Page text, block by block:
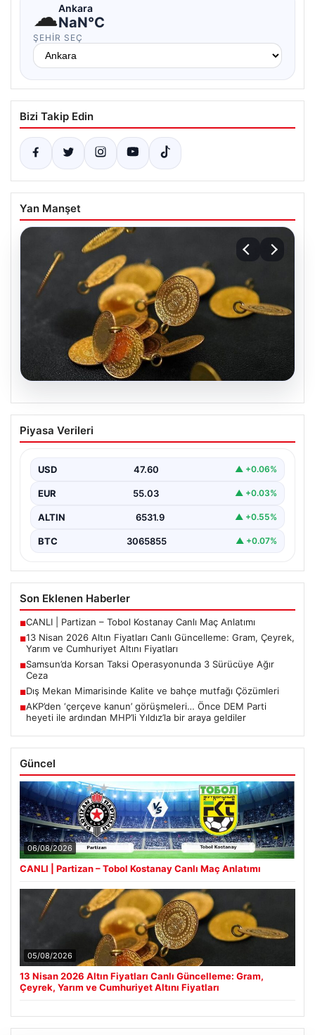
☁Ankara
NaN°C
ŞEHIR SEÇ
Bizi Takip Edin
Yan Manşet
13 Nisan 2026 Altın Fiyatları Canlı
Güncelleme: Gram, Çeyrek, Yarım ve
Altın piyasalarda hafta başında tansiyon yükseldi. ABD
beklenen…
Piyasa Verileri
USD 47.60 ▲ +0.06%
EUR 55.03 ▲ +0.03%
ALTIN 6531.9 ▲ +0.55%
BTC 3065855 ▲ +0.07%
Son Eklenen Haberler
■CANLI | Partizan – Tobol Kostanay Canlı Maç Anlatımı
■13 Nisan 2026 Altın Fiyatları Canlı Güncelleme: Gram, Çeyrek,
Yarım ve Cumhuriyet Altını Fiyatları
■Samsun’da Korsan Taksi Operasyonunda 3 Sürücüye Ağır
Ceza
■Dış Mekan Mimarisinde Kalite ve bahçe mutfağı Çözümleri
■AKP’den ‘çerçeve kanun’ görüşmeleri… Önce DEM Parti
heyeti ile ardından MHP’li Yıldız’la bir araya geldiler
Güncel
06/08/2026
CANLI | Partizan – Tobol Kostanay Canlı Maç Anlatımı
05/08/2026
13 Nisan 2026 Altın Fiyatları Canlı Güncelleme: Gram,
Çeyrek, Yarım ve Cumhuriyet Altını Fiyatları